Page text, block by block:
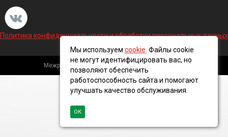
Политика конфиденциальности и обработки персональных данных
Межрегиональная кабельная компания, 2016 ©
Мы используем cookie . Файлы cookie
не могут идентифицировать вас, но
позволяют обеспечить
работоспособность сайта и помогают
улучшать качество обслуживания.
ОК